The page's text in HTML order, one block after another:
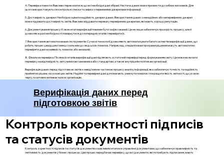
4. Перевірка повноти: Важливо переконатися, що всі необхідні дані зібрані. Нестача даних може призвести до хибних висновків. Для
цього використовуються контрольні списки та звірки з первинними джерелами інформації.
5. Достовірність джерел: Необхідно оцінити надійність джерел даних. Використання даних з ненадійних або неперевірених джерел
може підривати достовірність звітів. Важливо віддавати перевагу перевіреним джерелам, які мають хорошу репутацію.
6. Документування процесу: Кожен етап верифікації повинен бути зафіксований. Це не лише забезпечує прозорість процесу, але й
дозволяє в разі необхідності повернутися до попередніх етапів і перевірити їх.
7. Використання автоматизованих інструментів: Сучасні технології дозволяють автоматизувати багато аспектів верифікації даних, що
робить процес швидшим і менш схильним до людських помилок. Наприклад, спеціалізовані програмні рішення можуть автоматично
перевіряти дані на наявність помилок або аномалій.
8. Фінальна перевірка: Після всіх етапів верифікації дані підлягають остаточній перевірці перед формуванням звіту. Це може включати
перевірку на відповідність звіту вимогам замовника або стандартам, а також внутрішнім політикам організації.
Верифікація даних перед підготовкою звітів є невід'ємною частиною процесу аналізу інформації, яка забезпечує точність та надійність
прийнятих рішень на основі цих звітів. Надійні та перевірені дані допомагають уникнути помилок і покращити якість звітності, що, в свою
чергу, позитивно впливає на всю організацію.
Верифікація даних перед
підготовкою звітів
Контроль коректності підписів
та статусів документів
Контроль коректності підписів та статусів документів є важливим етапом в управлінні документами, що забезпечує правомірність та
легітимність документів у бізнес-процесах. Цей процес передбачає перевірку, що всі документи, які потребують підписання, мають